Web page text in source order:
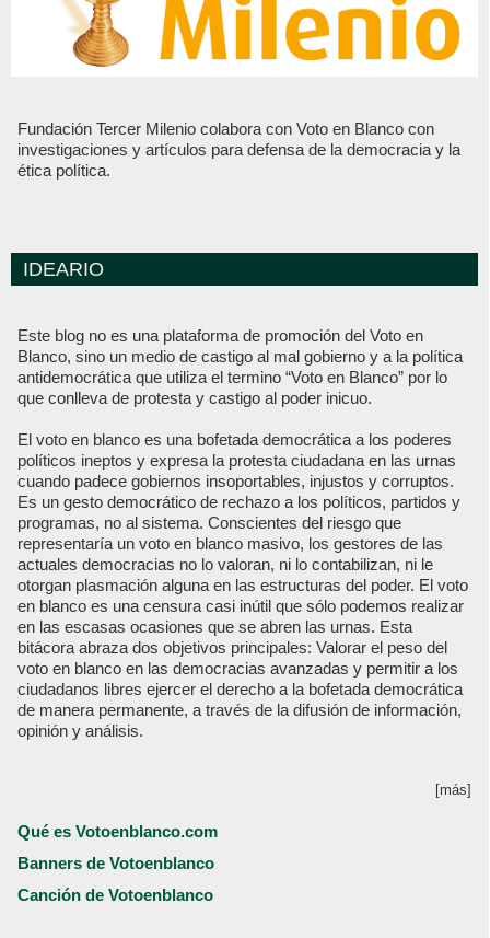
Fundación Tercer Milenio colabora con Voto en Blanco con
investigaciones y artículos para defensa de la democracia y la
ética política.
IDEARIO
Este blog no es una plataforma de promoción del Voto en
Blanco, sino un medio de castigo al mal gobierno y a la política
antidemocrática que utiliza el termino “Voto en Blanco” por lo
que conlleva de protesta y castigo al poder inicuo.
El voto en blanco es una bofetada democrática a los poderes
políticos ineptos y expresa la protesta ciudadana en las urnas
cuando padece gobiernos insoportables, injustos y corruptos.
Es un gesto democrático de rechazo a los políticos, partidos y
programas, no al sistema. Conscientes del riesgo que
representaría un voto en blanco masivo, los gestores de las
actuales democracias no lo valoran, ni lo contabilizan, ni le
otorgan plasmación alguna en las estructuras del poder. El voto
en blanco es una censura casi inútil que sólo podemos realizar
en las escasas ocasiones que se abren las urnas. Esta
bitácora abraza dos objetivos principales: Valorar el peso del
voto en blanco en las democracias avanzadas y permitir a los
ciudadanos libres ejercer el derecho a la bofetada democrática
de manera permanente, a través de la difusión de información,
opinión y análisis.
[más]
Qué es Votoenblanco.com
Banners de Votoenblanco
Canción de Votoenblanco